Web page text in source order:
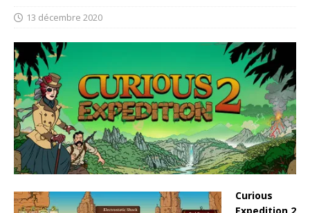
13 décembre 2020
Curious
Expedition 2